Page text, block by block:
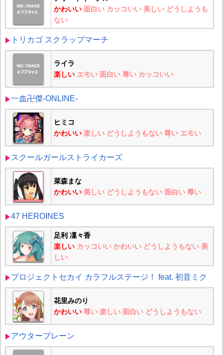
かわいい 面白い カッコいい 美しい どうしようも
ない
トリカゴ スクラップマーチ
ライラ
楽しい エモい 面白い 尊い カッコいい
一血卍傑-ONLINE-
ヒミコ
かわいい 楽しい どうしようもない 尊い エモい
スクールガールストライカーズ
菜森まな
かわいい 美しい どうしようもない 面白い 尊い
47 HEROINES
足利 凜々香
楽しい カッコいい かわいい どうしようもない 美
しい
プロジェクトセカイ カラフルステージ！ feat. 初音ミク
花里みのり
かわいい 尊い 楽しい 面白い どうしようもない
アウタープレーン